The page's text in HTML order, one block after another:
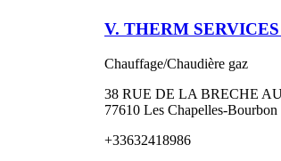
V. THERM SERVICES
Chauffage/Chaudière gaz
38 RUE DE LA BRECHE
77610 Les Chapelles-Bourbon
+33632418986